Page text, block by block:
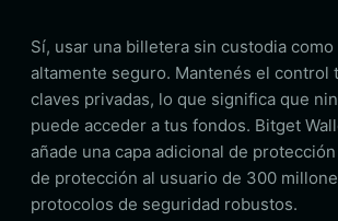
Sí, usar una billetera sin custodia
altamente seguro. Mantenés el control
claves privadas, lo que significa que
puede acceder a tus fondos. Bitget
añade una capa adicional de
de protección al usuario de 300
protocolos de seguridad robustos.